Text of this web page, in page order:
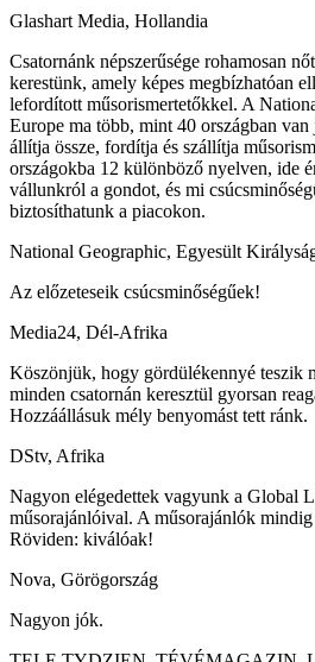
Glashart Media, Hollandia
Csatornánk népszerűsége rohamosan
kerestünk, amely képes megbízhatóan
lefordított műsorismertetőkkel. A
Europe ma több, mint 40 országban
állítja össze, fordítja és szállítja
országokba 12 különböző nyelven, ide
vállunkról a gondot, és mi
biztosíthatunk a piacokon.
National Geographic, Egyesült
Az előzeteseik csúcsminőségűek!
Media24, Dél-Afrika
Köszönjük, hogy gördülékennyé teszik
minden csatornán keresztül gyorsan
Hozzáállásuk mély benyomást tett ránk.
DStv, Afrika
Nagyon elégedettek vagyunk a Global
műsorajánlóival. A műsorajánlók
Röviden: kiválóak!
Nova, Görögország
Nagyon jók.